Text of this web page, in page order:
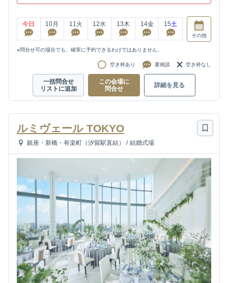
今日 10月 11火 12水 13木 14金 15土
その他
※問合せ可の場合でも、確実に予約できるわけではありません。
空き枠あり 要相談 空き枠なし
一括問合せ
リストに追加
この会場に
問合せ
詳細を見る
ルミヴェール TOKYO
銀座・新橋・有楽町（汐留駅直結） / 結婚式場